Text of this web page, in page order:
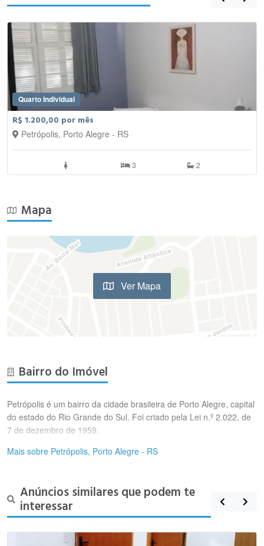
Quarto Individual
R$ 1.200,00 por mês
Petrópolis, Porto Alegre - RS
3 2
Mapa
Ver Mapa
Bairro do Imóvel
Petrópolis é um bairro da cidade brasileira de Porto Alegre, capital
do estado do Rio Grande do Sul. Foi criado pela Lei n.º 2.022, de
7 de dezembro de 1959.
Mais sobre Petrópolis, Porto Alegre - RS
Anúncios similares que podem te
interessar